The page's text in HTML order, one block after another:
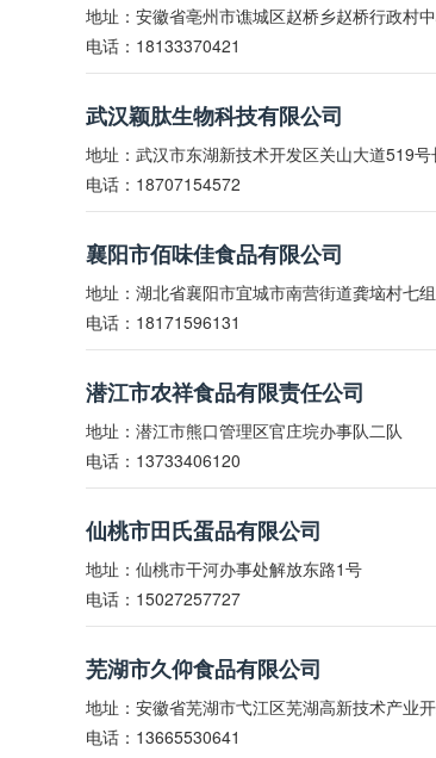
地址：安徽省亳州市谯城区赵桥乡赵桥行政村
电话：18133370421
武汉颖肽生物科技有限公司
地址：武汉市东湖新技术开发区关山大道519
电话：18707154572
襄阳市佰味佳食品有限公司
地址：湖北省襄阳市宜城市南营街道龚垴村七组
电话：18171596131
潜江市农祥食品有限责任公司
地址：潜江市熊口管理区官庄垸办事队二队
电话：13733406120
仙桃市田氏蛋品有限公司
地址：仙桃市干河办事处解放东路1号
电话：15027257727
芜湖市久仰食品有限公司
地址：安徽省芜湖市弋江区芜湖高新技术产业
电话：13665530641